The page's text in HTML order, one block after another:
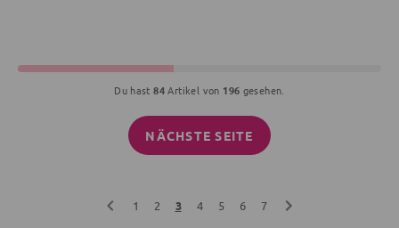
Du hast84Artikel von 196 gesehen.
NÄCHSTE SEITE
1 2 3 4 5 6 7